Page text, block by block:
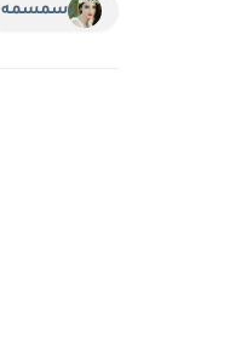
سمسمه